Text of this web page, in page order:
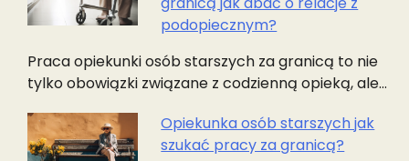
podopiecznym?
Praca opiekunki osób starszych za granicą to nie
tylko obowiązki związane z codzienną opieką, ale…
Opiekunka osób starszych jak
szukać pracy za granicą?